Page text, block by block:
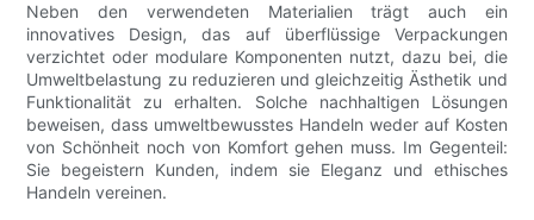
Neben den verwendeten Materialien trägt auch ein
innovatives Design, das auf überflüssige Verpackungen
verzichtet oder modulare Komponenten nutzt, dazu bei, die
Umweltbelastung zu reduzieren und gleichzeitig Ästhetik und
Funktionalität zu erhalten. Solche nachhaltigen Lösungen
beweisen, dass umweltbewusstes Handeln weder auf Kosten
von Schönheit noch von Komfort gehen muss. Im Gegenteil:
Sie begeistern Kunden, indem sie Eleganz und ethisches
Handeln vereinen.